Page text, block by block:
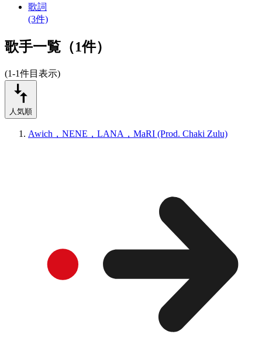
歌詞
(3件)
歌手一覧（1件）
(1-1件目表示)
人気順
Awich，NENE，LANA，MaRI (Prod. Chaki Zulu)